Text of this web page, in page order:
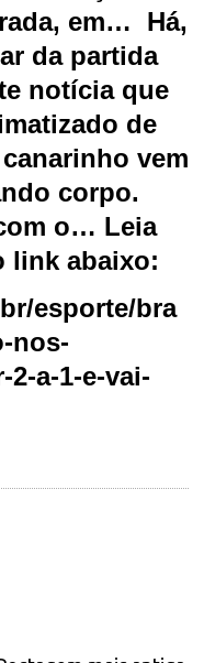
em… Há,
da partida
notícia que
de
vem
corpo.
o… Leia
link abaixo:
esporte/bra
nos-
a-1-e-vai-